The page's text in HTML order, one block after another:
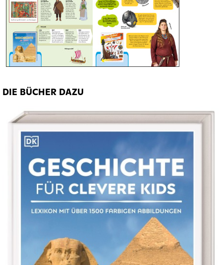
DIE BÜCHER DAZU